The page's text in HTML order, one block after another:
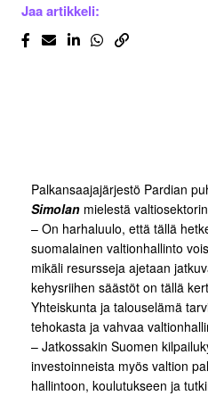
Jaa artikkeli:
Palkansaajajärjestö Pardian
Simolan mielestä
– On harhaluulo, että tällä
suomalainen valtionhallinto
mikäli resursseja ajetaan
kehysriihen säästöt on tällä
Yhteiskunta ja talouselämä
tehokasta ja vahvaa
– Jatkossakin Suomen
investoinneista myös valtion
hallintoon, koulutukseen ja